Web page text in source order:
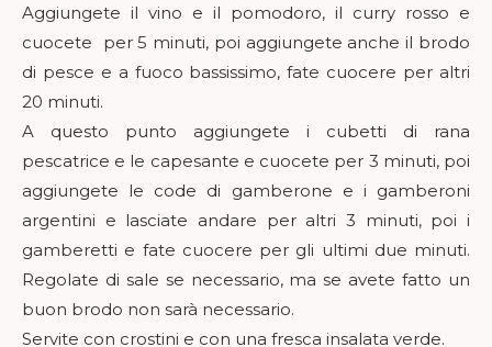
Aggiungete il vino e il pomodoro, il curry rosso e
cuocete per 5 minuti, poi aggiungete anche il brodo
di pesce e a fuoco bassissimo, fate cuocere per altri
20 minuti.
A questo punto aggiungete i cubetti di rana
pescatrice e le capesante e cuocete per 3 minuti, poi
aggiungete le code di gamberone e i gamberoni
argentini e lasciate andare per altri 3 minuti, poi i
gamberetti e fate cuocere per gli ultimi due minuti.
Regolate di sale se necessario, ma se avete fatto un
buon brodo non sarà necessario.
Servite con crostini e con una fresca insalata verde.